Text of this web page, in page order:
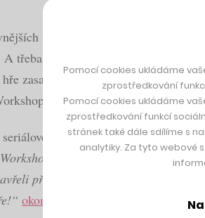
tváří filmového světa. Ale i
třeba i to, že maluje plastové
zasazené do temné budoucnosti
univerzum po vzoru toho od
budeme na této fantastické
předběžnou dohodu o
okomentoval vše sám Cavill s
Pomocí cookies ukládáme
zprostředkování
Pomocí cookies ukládáme
zprostředkování funkcí
stránek také dále sdílíme s
analytiky. Za tyto webové